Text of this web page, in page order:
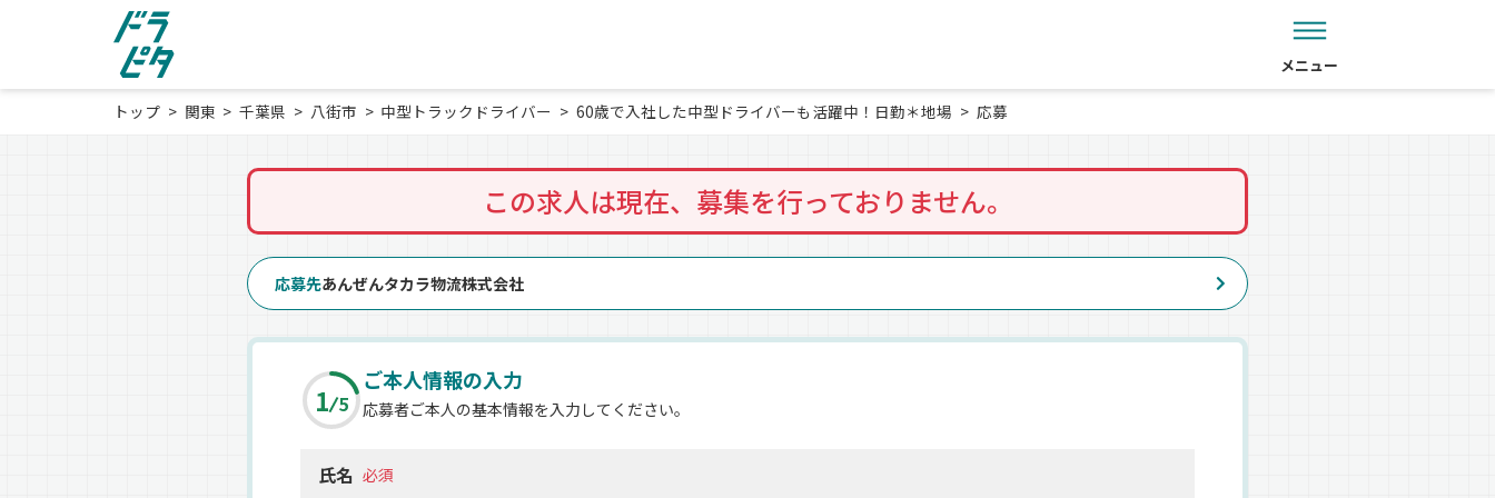
メニュー
トップ 関東 千葉県 八街市 中型トラックドライバー 60歳で入社した中型ドライバーも活躍中！日勤＊地場 応募
この求人は現在、募集を行っておりません。
応募先あんぜんタカラ物流株式会社
1 5
ご本人情報の入力
応募者ご本人の基本情報を入力してください。
氏名 必須